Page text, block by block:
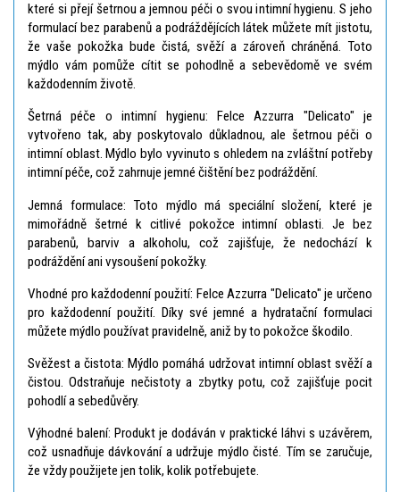
které si přejí šetrnou a jemnou péči o svou intimní hygienu. S jeho
formulací bez parabenů a podráždějících látek můžete mít jistotu,
že vaše pokožka bude čistá, svěží a zároveň chráněná. Toto
mýdlo vám pomůže cítit se pohodlně a sebevědomě ve svém
každodenním životě.
Šetrná péče o intimní hygienu: Felce Azzurra "Delicato" je
vytvořeno tak, aby poskytovalo důkladnou, ale šetrnou péči o
intimní oblast. Mýdlo bylo vyvinuto s ohledem na zvláštní potřeby
intimní péče, což zahrnuje jemné čištění bez podráždění.
Jemná formulace: Toto mýdlo má speciální složení, které je
mimořádně šetrné k citlivé pokožce intimní oblasti. Je bez
parabenů, barviv a alkoholu, což zajišťuje, že nedochází k
podráždění ani vysoušení pokožky.
Vhodné pro každodenní použití: Felce Azzurra "Delicato" je určeno
pro každodenní použití. Díky své jemné a hydratační formulaci
můžete mýdlo používat pravidelně, aniž by to pokožce škodilo.
Svěžest a čistota: Mýdlo pomáhá udržovat intimní oblast svěží a
čistou. Odstraňuje nečistoty a zbytky potu, což zajišťuje pocit
pohodlí a sebedůvěry.
Výhodné balení: Produkt je dodáván v praktické láhvi s uzávěrem,
což usnadňuje dávkování a udržuje mýdlo čisté. Tím se zaručuje,
že vždy použijete jen tolik, kolik potřebujete.